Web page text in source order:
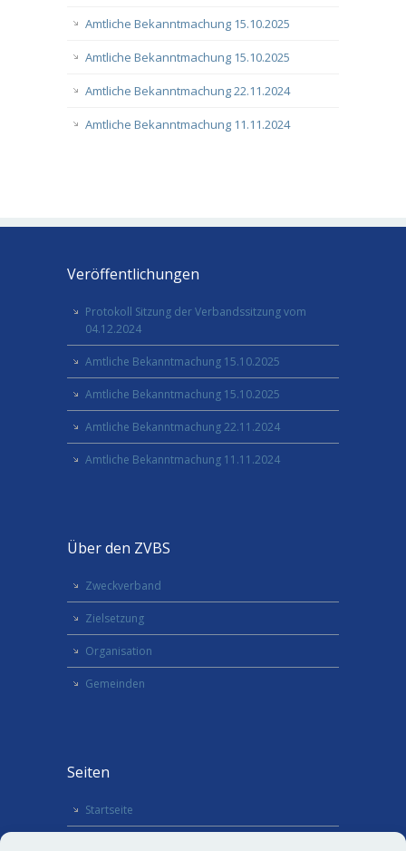
Amtliche Bekanntmachung 15.10.2025
Amtliche Bekanntmachung 15.10.2025
Amtliche Bekanntmachung 22.11.2024
Amtliche Bekanntmachung 11.11.2024
Veröffentlichungen
Protokoll Sitzung der Verbandssitzung vom
04.12.2024
Amtliche Bekanntmachung 15.10.2025
Amtliche Bekanntmachung 15.10.2025
Amtliche Bekanntmachung 22.11.2024
Amtliche Bekanntmachung 11.11.2024
Über den ZVBS
Zweckverband
Zielsetzung
Organisation
Gemeinden
Seiten
Startseite